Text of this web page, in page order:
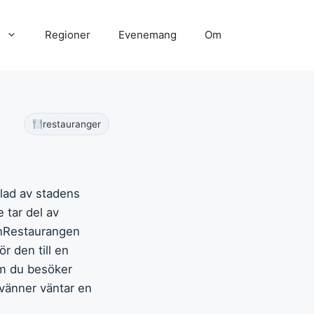
Regioner Evenemang Om
restauranger
av stadens
tar del av
den till en
du besöker
väntar en